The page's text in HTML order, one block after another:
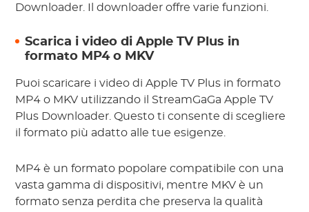
Downloader. Il downloader offre varie funzioni.
Scarica i video di Apple TV Plus in
formato MP4 o MKV
Puoi scaricare i video di Apple TV Plus in formato
MP4 o MKV utilizzando il StreamGaGa Apple TV
Plus Downloader. Questo ti consente di scegliere
il formato più adatto alle tue esigenze.
MP4 è un formato popolare compatibile con una
vasta gamma di dispositivi, mentre MKV è un
formato senza perdita che preserva la qualità